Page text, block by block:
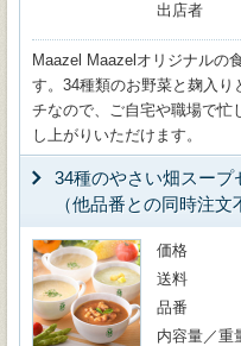
出店者
Maazel Maazelオリジナルの
す。34種類のお野菜と麹入り
チなので、ご自宅や職場で忙
し上がりいただけます。
34種のやさい畑スープ
（他品番との同時注文
価格
送料
品番
内容量／重